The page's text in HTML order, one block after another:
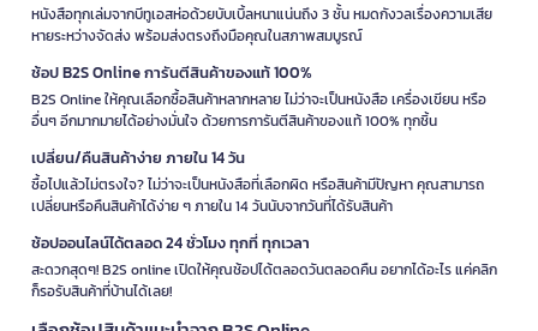
หนังสือทุกเล่มจากบีทูเอสห่อด้วยบับเบิ้ลหนาแน่นถึง 3 ชั้น หมดกังวลเรื่องความเสีย
หายระหว่างจัดส่ง พร้อมส่งตรงถึงมือคุณในสภาพสมบูรณ์
ช้อป B2S Online การันตีสินค้าของแท้ 100%
B2S Online ให้คุณเลือกซื้อสินค้าหลากหลาย ไม่ว่าจะเป็นหนังสือ เครื่องเขียน หรือ
อื่นๆ อีกมากมายได้อย่างมั่นใจ ด้วยการการันตีสินค้าของแท้ 100% ทุกชิ้น
เปลี่ยน/คืนสินค้าง่าย ภายใน 14 วัน
ซื้อไปแล้วไม่ตรงใจ? ไม่ว่าจะเป็นหนังสือที่เลือกผิด หรือสินค้ามีปัญหา คุณสามารถ
เปลี่ยนหรือคืนสินค้าได้ง่าย ๆ ภายใน 14 วันนับจากวันที่ได้รับสินค้า
ช้อปออนไลน์ได้ตลอด 24 ชั่วโมง ทุกที่ ทุกเวลา
สะดวกสุดๆ! B2S online เปิดให้คุณช้อปได้ตลอดวันตลอดคืน อยากได้อะไร แค่คลิก
ก็รอรับสินค้าที่บ้านได้เลย!